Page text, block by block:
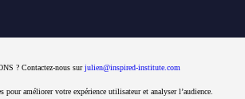
? Contactez-nous surjulien@inspired-institute.com
pour améliorer votre expérience utilisateur et analyser l’audience.